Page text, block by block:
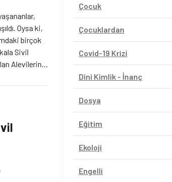
Oysa ki,
birçok
Sivil
Alevilerin,
darbe
Çocuk
Çocuklardan
Covid-19 Krizi
Dini Kimlik - İnanç
Dosya
Eğitim
Ekoloji
Engelli